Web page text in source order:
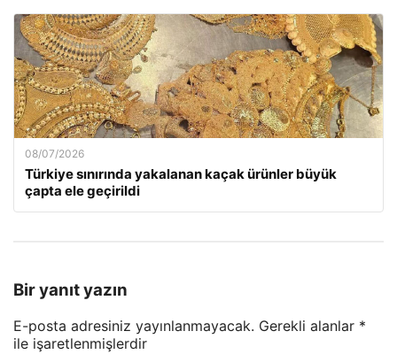
08/07/2026
Türkiye sınırında yakalanan kaçak ürünler büyük
çapta ele geçirildi
Bir yanıt yazın
E-posta adresiniz yayınlanmayacak. Gerekli alanlar *
ile işaretlenmişlerdir